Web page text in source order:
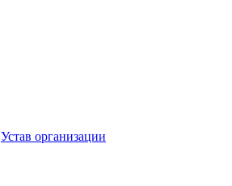
Устав организации